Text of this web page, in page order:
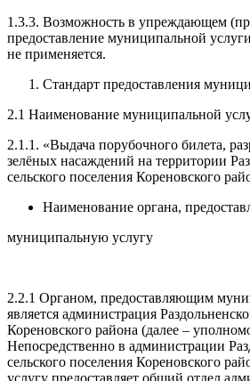
1.3.3. Возможность в упреждающем
предоставление муниципальной услуги
не применяется.
Стандарт предоставления
2.1 Наименование муниципальной
2.1.1. «Выдача порубочного билета,
зелёных насаждений на территории
сельского поселения Кореновского
Наименование органа,
муниципальную услугу
2.2.1 Органом, предоставляющим
является администрация
Кореновского района (далее –
Непосредственно в администрации
сельского поселения Кореновского
услугу предоставляет общий отдел